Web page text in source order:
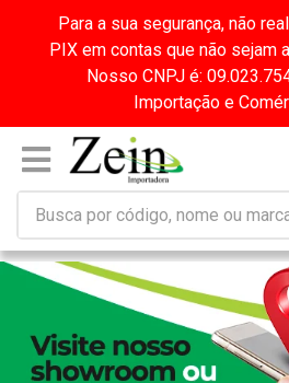
Para a sua segurança, não
PIX em contas que não sejam
Nosso CNPJ é:
Importação e